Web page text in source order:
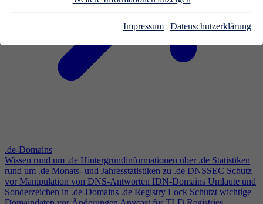
Impressum | Datenschutzerklärung
.de-Domains
Wissen rund um .de Hintergrundinformationen über .de Statistiken
rund um .de Monats- und Jahresstatistiken zu .de DNSSEC Schutz
vor Manipulation von DNS-Antworten IDN-Domains Umlaute und
Sonderzeichen in .de-Domains .de Registry Lock Schützt wichtige